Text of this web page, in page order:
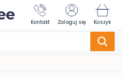
Kontakt Zaloguj się Koszyk